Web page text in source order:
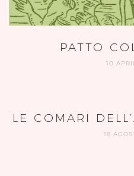
PATTO
10
LE COMARI
18